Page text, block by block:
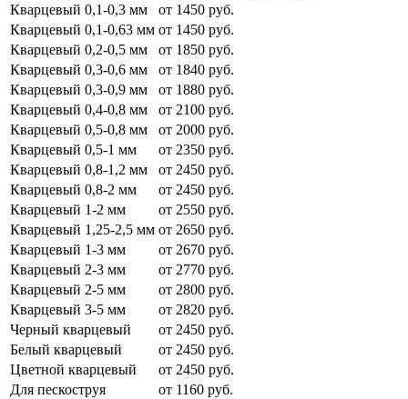
Кварцевый 0,1-0,3 мм
от 1450 руб.
Кварцевый 0,1-0,63 мм от 1450 руб.
Кварцевый 0,2-0,5 мм
от 1850 руб.
Кварцевый 0,3-0,6 мм
от 1840 руб.
Кварцевый 0,3-0,9 мм
от 1880 руб.
Кварцевый 0,4-0,8 мм
от 2100 руб.
Кварцевый 0,5-0,8 мм
от 2000 руб.
Кварцевый 0,5-1 мм
от 2350 руб.
Кварцевый 0,8-1,2 мм
от 2450 руб.
Кварцевый 0,8-2 мм
от 2450 руб.
Кварцевый 1-2 мм
от 2550 руб.
Кварцевый 1,25-2,5 мм от 2650 руб.
Кварцевый 1-3 мм
от 2670 руб.
Кварцевый 2-3 мм
от 2770 руб.
Кварцевый 2-5 мм
от 2800 руб.
Кварцевый 3-5 мм
от 2820 руб.
Черный кварцевый
от 2450 руб.
Белый кварцевый
от 2450 руб.
Цветной кварцевый
от 2450 руб.
Для пескоструя
от 1160 руб.